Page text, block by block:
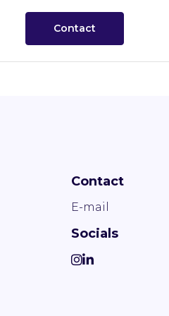
Contact
Contact
E-mail
Socials